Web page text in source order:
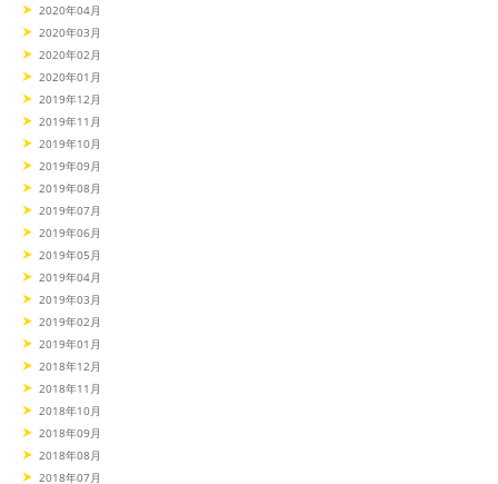
2020年04月
2020年03月
2020年02月
2020年01月
2019年12月
2019年11月
2019年10月
2019年09月
2019年08月
2019年07月
2019年06月
2019年05月
2019年04月
2019年03月
2019年02月
2019年01月
2018年12月
2018年11月
2018年10月
2018年09月
2018年08月
2018年07月